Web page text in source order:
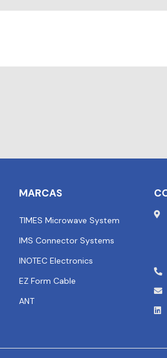
MARCAS
TIMES Microwave System
IMS Connector Systems
INOTEC Electronics
EZ Form Cable
ANT